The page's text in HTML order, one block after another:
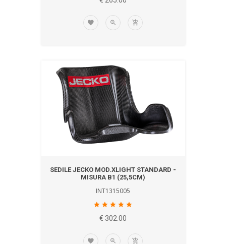
SEDILE JECKO MOD.XLIGHT STANDARD -
MISURA B1 (25,5CM)
INT1315005
€ 302.00